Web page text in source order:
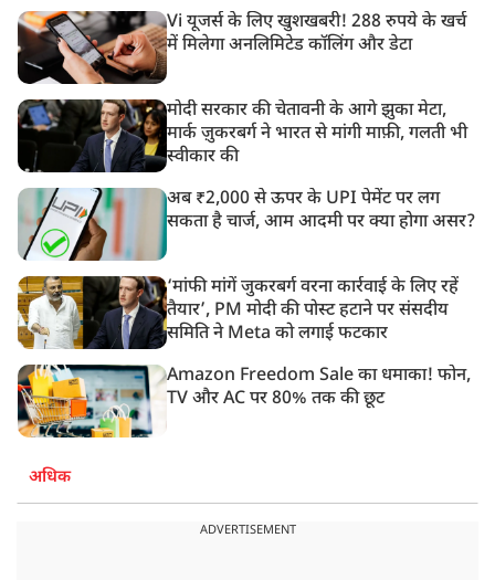
Vi यूजर्स के लिए खुशखबरी! 288 रुपये के खर्च
में मिलेगा अनलिमिटेड कॉलिंग और डेटा
मोदी सरकार की चेतावनी के आगे झुका मेटा,
मार्क ज़ुकरबर्ग ने भारत से मांगी माफ़ी, गलती भी
स्वीकार की
अब ₹2,000 से ऊपर के UPI पेमेंट पर लग
सकता है चार्ज, आम आदमी पर क्या होगा असर?
‘मांफी मांगें जुकरबर्ग वरना कार्रवाई के लिए रहें
तैयार’, PM मोदी की पोस्ट हटाने पर संसदीय
समिति ने Meta को लगाई फटकार
Amazon Freedom Sale का धमाका! फोन,
TV और AC पर 80% तक की छूट
अधिक
ADVERTISEMENT